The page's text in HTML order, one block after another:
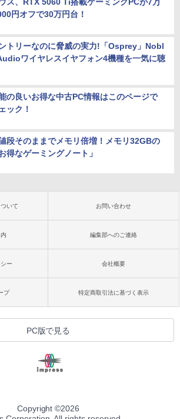
ス、RTX 5060 Ti搭載ゲーミングPCが7万
円オフで30万円台！
トリーなのに脅威の実力!「Osprey」Nobl
ワイヤレスイヤフォン4機種を一気に聴
の良いお得な中古PC情報はこのページで
ック！
段そのままでメモリ倍増！メモリ32GBの
お得なゲーミングノート」
いて お問い合わせ
編集部へのご連絡
ー 会社概要
プ 特定商取引法に基づく表示
PC版で見る
Copyright ©2026